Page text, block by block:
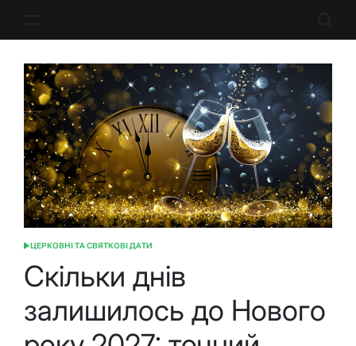
ОПУБЛІКУВАТИ
ЦЕРКОВНІ ТА СВЯТКОВІ ДАТИ
Скільки днів
залишилось до Нового